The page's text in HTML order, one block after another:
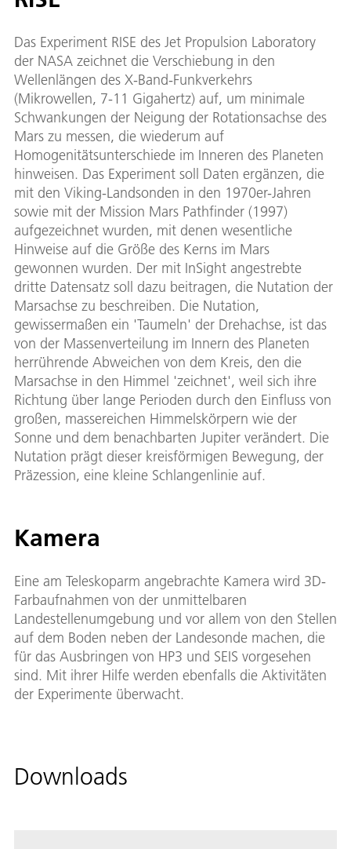
Das Experiment RISE des Jet Propulsion Laboratory
der NASA zeichnet die Verschiebung in den
Wellenlängen des X-Band-Funkverkehrs
(Mikrowellen, 7-11 Gigahertz) auf, um minimale
Schwankungen der Neigung der Rotationsachse des
Mars zu messen, die wiederum auf
Homogenitätsunterschiede im Inneren des Planeten
hinweisen. Das Experiment soll Daten ergänzen, die
mit den Viking-Landsonden in den 1970er-Jahren
sowie mit der Mission Mars Pathfinder (1997)
aufgezeichnet wurden, mit denen wesentliche
Hinweise auf die Größe des Kerns im Mars
gewonnen wurden. Der mit InSight angestrebte
dritte Datensatz soll dazu beitragen, die Nutation der
Marsachse zu beschreiben. Die Nutation,
gewissermaßen ein 'Taumeln' der Drehachse, ist das
von der Massenverteilung im Innern des Planeten
herrührende Abweichen von dem Kreis, den die
Marsachse in den Himmel 'zeichnet', weil sich ihre
Richtung über lange Perioden durch den Einfluss von
großen, massereichen Himmelskörpern wie der
Sonne und dem benachbarten Jupiter verändert. Die
Nutation prägt dieser kreisförmigen Bewegung, der
Präzession, eine kleine Schlangenlinie auf.
Kamera
Eine am Teleskoparm angebrachte Kamera wird 3D-
Farbaufnahmen von der unmittelbaren
Landestellenumgebung und vor allem von den Stellen
auf dem Boden neben der Landesonde machen, die
für das Ausbringen von HP3 und SEIS vorgesehen
sind. Mit ihrer Hilfe werden ebenfalls die Aktivitäten
der Experimente überwacht.
Downloads